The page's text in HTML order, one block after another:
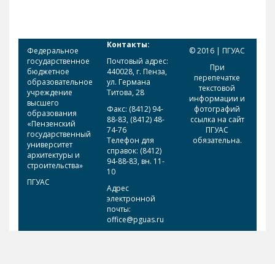
Федеральное
государственное
бюджетное
образовательное
учреждение
высшего
образования
«Пензенский
государственный
университет
архитектуры и
строительства»
ПГУАС
Контакты:
Почтовый адрес:
440028, г. Пенза,
ул. Германа
Титова, 28
Факс: (8412) 94-
88-83, (8412) 48-
74-76
Телефон для
справок: (8412)
94-88-83, вн. 11-
10
Адрес
электронной
почты:
office@pguas.ru
© 2016 | ПГУАС
При
перепечатке
текстовой
информации и
фотографий
ссылка на сайт
ПГУАС
обязательна.